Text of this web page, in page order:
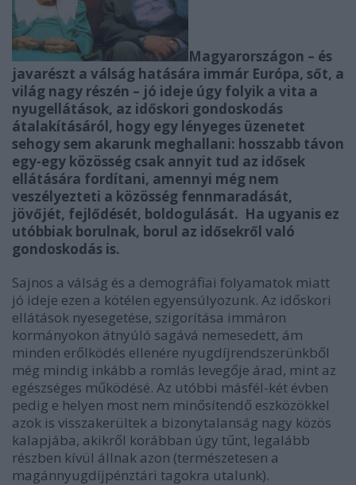
Magyarországon – és
javarészt a válság hatására immár Európa, sőt, a
világ nagy részén – jó ideje úgy folyik a vita a
nyugellátások, az időskori gondoskodás
átalakításáról, hogy egy lényeges üzenetet
sehogy sem akarunk meghallani: hosszabb távon
egy-egy közösség csak annyit tud az idősek
ellátására fordítani, amennyi még nem
veszélyezteti a közösség fennmaradását,
jövőjét, fejlődését, boldogulását. Ha ugyanis ez
utóbbiak borulnak, borul az idősekről való
gondoskodás is.
Sajnos a válság és a demográfiai folyamatok miatt
jó ideje ezen a kötélen egyensúlyozunk. Az időskori
ellátások nyesegetése, szigorítása immáron
kormányokon átnyúló sagává nemesedett, ám
minden erőlködés ellenére nyugdíjrendszerünkből
még mindig inkább a romlás levegője árad, mint az
egészséges működésé. Az utóbbi másfél-két évben
pedig e helyen most nem minősítendő eszközökkel
azok is visszakerültek a bizonytalanság nagy közös
kalapjába, akikről korábban úgy tűnt, legalább
részben kívül állnak azon (természetesen a
magánnyugdíjpénztári tagokra utalunk).